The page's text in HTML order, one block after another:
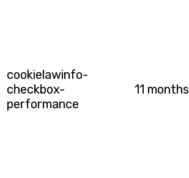
cookielawinfo-
checkbox-
performance
11 months